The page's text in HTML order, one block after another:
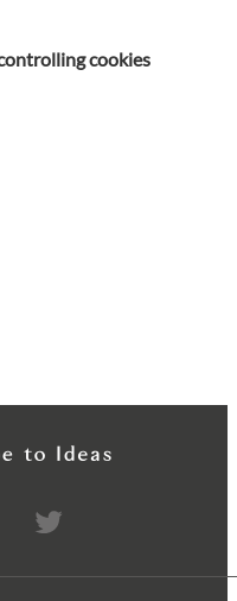
cookies